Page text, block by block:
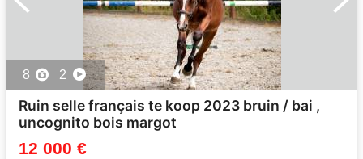
8 2
Ruin selle français te koop 2023 bruin / bai ,
uncognito bois margot
12 000 €